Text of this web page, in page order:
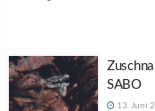
SABO
13. Juni